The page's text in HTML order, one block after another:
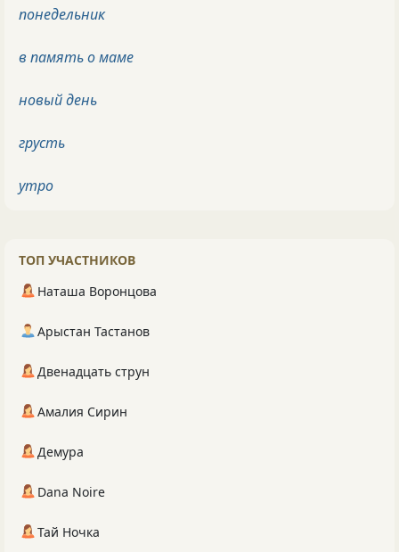
понедельник
в память о маме
новый день
грусть
утро
ТОП УЧАСТНИКОВ
Наташа Воронцова
Арыстан Тастанов
Двенадцать струн
Амалия Сирин
Демура
Dana Noire
Тай Ночка